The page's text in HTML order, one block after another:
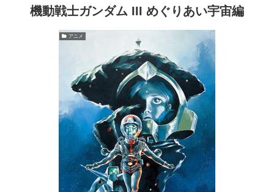
機動戦士ガンダム III めぐりあい宇宙編
アニメ